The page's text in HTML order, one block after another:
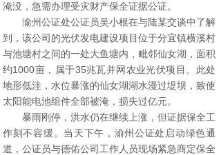
淹没，急需办理受灾财产保全证据公证。
渝州公证处公证员吴小根在与陆某交谈中了解
到，该公司的光伏发电建设项目位于分宜镇横溪村
与池塘村之间的一处大鱼塘内，毗邻仙女湖，面积
约1000亩，属于35兆瓦并网农业光伏项目。此处
地形低洼，水位暴涨的仙女湖湖水漫过堤坝，致使
太阳能电池组件全部被淹，损失过亿元。
暴雨刚停，洪水仍在继续上涨，但证据保全工
作刻不容缓。当天下午，渝州公证处启动绿色通
道，公证员与德佑公司工作人员现场紧急商定保全